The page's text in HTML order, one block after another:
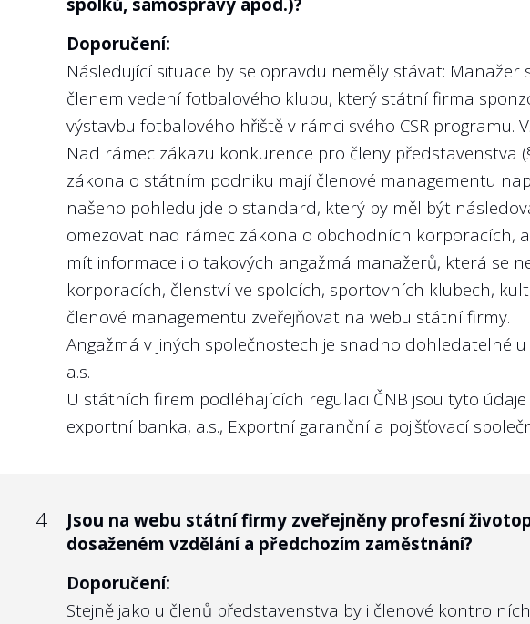
Doporučení:
Známé heslo říká, že „Kdo neměří, ten neřídí“. Jak jinak
firmy? Obzvláště v situaci, kdy u státních firem nebývá
i různé strategické zájmy státu. Vlastník (stát) musí
majetek spravován maximálně efektivně.
Nejlépe to dělají v/ve:
Českých drahách, a.s.
Jsou na webu státní firmy nebo v její výroční zprávě
tržby, zisk či nefinanční ukazatele týkající se
Doporučení:
Není důvod, aby KPI managementu nebyly zveřejňovány.
Nejlépe to dělají v/ve:
Vyhodnocuje státní firma na webu nebo ve výroční
ukazatele týkající se předmětu podnikání státní firmy
Doporučení:
Následující situace by se opravdu neměly stávat:
členem vedení fotbalového klubu, který státní firma
výstavbu fotbalového hřiště v rámci svého CSR
Nad rámec zákazu konkurence pro členy
zákona o státním podniku mají členové managementu
našeho pohledu jde o standard, který by měl být
omezovat nad rámec zákona o obchodních korporacích,
mít informace i o takových angažmá manažerů, která se
korporacích, členství ve spolcích, sportovních klubech,
členové managementu zveřejňovat na webu státní firmy.
Angažmá v jiných společnostech je snadno dohledatelné
a.s.
U státních firem podléhajících regulaci ČNB jsou tyto
exportní banka, a.s., Exportní garanční a pojišťovací
4
Jsou na webu státní firmy zveřejněny profesní
dosaženém vzdělání a předchozím zaměstnání?
Doporučení:
Stejně jako u členů představenstva by i členové